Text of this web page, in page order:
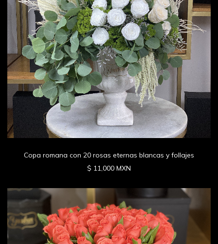
Copa romana con 20 rosas eternas blancas y follajes
$ 11,000 MXN